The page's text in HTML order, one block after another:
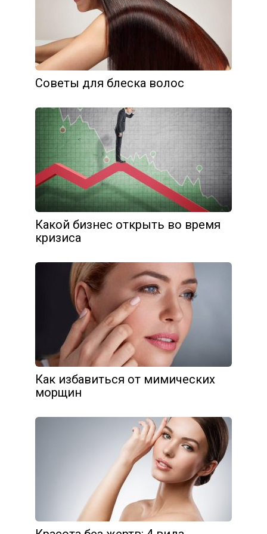
Советы для блеска волос
Какой бизнес открыть во время
кризиса
Как избавиться от мимических
морщин